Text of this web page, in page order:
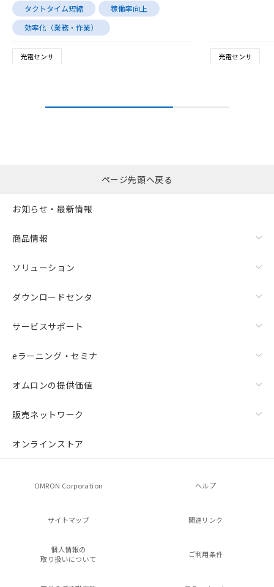
タクトタイム短縮
稼働率向上
効率化（業務・作業）
光電センサ 光電センサ
ページ先頭へ戻る
お知らせ・最新情報
商品情報
ソリューション
ダウンロードセンタ
サービスサポート
eラーニング・セミナ
オムロンの提供価値
販売ネットワーク
オンラインストア
OMRON Corporation ヘルプ
サイトマップ 関連リンク
個人情報の
取り扱いについて
ご利用条件